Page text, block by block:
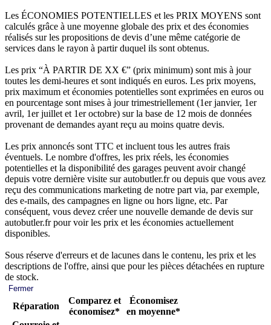
Les ÉCONOMIES POTENTIELLES et les PRIX MOYENS sont
calculés grâce à une moyenne globale des prix et des économies
réalisés sur les propositions de devis d’une même catégorie de
services dans le rayon à partir duquel ils sont obtenus.
Les prix “À PARTIR DE XX €” (prix minimum) sont mis à jour
toutes les demi-heures et sont indiqués en euros. Les prix moyens,
prix maximum et économies potentielles sont exprimées en euros ou
en pourcentage sont mises à jour trimestriellement (1er janvier, 1er
avril, 1er juillet et 1er octobre) sur la base de 12 mois de données
provenant de demandes ayant reçu au moins quatre devis.
Les prix annoncés sont TTC et incluent tous les autres frais
éventuels. Le nombre d'offres, les prix réels, les économies
potentielles et la disponibilité des garages peuvent avoir changé
depuis votre dernière visite sur autobutler.fr ou depuis que vous avez
reçu des communications marketing de notre part via, par exemple,
des e-mails, des campagnes en ligne ou hors ligne, etc. Par
conséquent, vous devez créer une nouvelle demande de devis sur
autobutler.fr pour voir les prix et les économies actuellement
disponibles.
Sous réserve d'erreurs et de lacunes dans le contenu, les prix et les
descriptions de l'offre, ainsi que pour les pièces détachées en rupture
de stock.
Fermer
Réparation
Comparez et
économisez*
Économisez
en moyenne*